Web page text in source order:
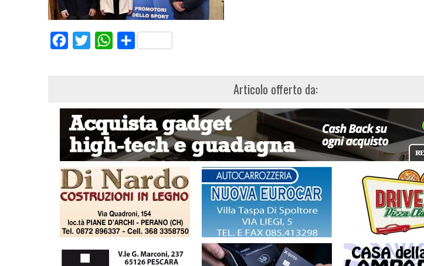
FacebookTwitterWhatsApp
Share
Articolo offerto da: